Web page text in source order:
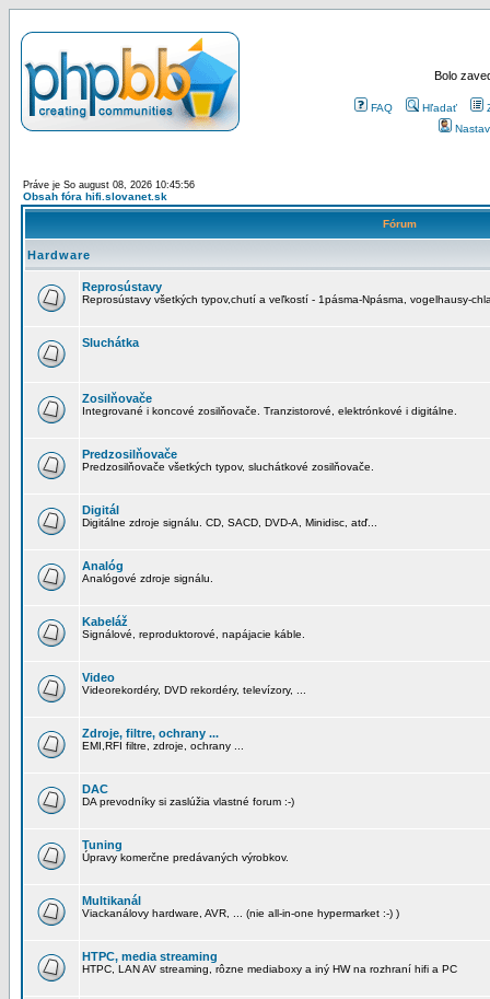
Bolo
FAQ Hľadať
Práve je So august 08, 2026 10:45:56
Obsah fóra hifi.slovanet.sk
Fórum
Hardware
Reprosústavy
Reprosústavy všetkých typov,chutí a veľkostí - 1pásma-Npásma, vogelhausy-
Sluchátka
Zosilňovače
Integrované i koncové zosilňovače. Tranzistorové, elektrónkové i digitálne.
Predzosilňovače
Predzosilňovače všetkých typov, sluchátkové zosilňovače.
Digitál
Digitálne zdroje signálu. CD, SACD, DVD-A, Minidisc, atď...
Analóg
Analógové zdroje signálu.
Kabeláž
Signálové, reproduktorové, napájacie káble.
Video
Videorekordéry, DVD rekordéry, televízory, ...
Zdroje, filtre, ochrany ...
EMI,RFI filtre, zdroje, ochrany ...
DAC
DA prevodníky si zaslúžia vlastné forum :-)
Tuning
Úpravy komerčne predávaných výrobkov.
Multikanál
Viackanálovy hardware, AVR, ... (nie all-in-one hypermarket :-) )
HTPC, media streaming
HTPC, LAN AV streaming, rôzne mediaboxy a iný HW na rozhraní hifi a PC